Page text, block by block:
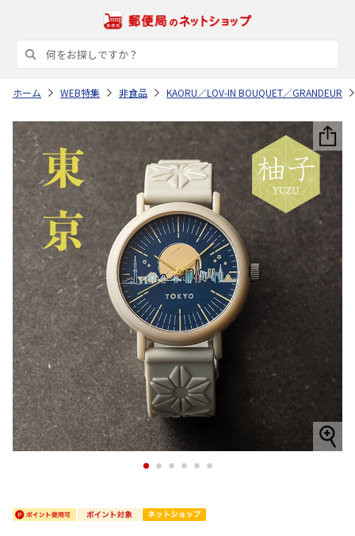
ホーム WEB特集 非食品 KAORU／LOV-IN BOUQUET／GRANDEUR
1 2 3 4 5 6